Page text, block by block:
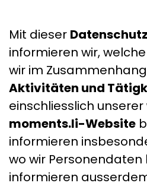
Mit dieser
informieren wir,
wir im
Aktivitäten und
einschliesslich unserer
moments.li-Website
informieren
wo wir
informieren